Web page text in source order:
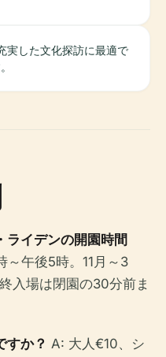
実した文化探訪に最適で
ライデンの開園時間
～午後5時。11月～3
入場は閉園の30分前ま
すか？ A: 大人€10、シ